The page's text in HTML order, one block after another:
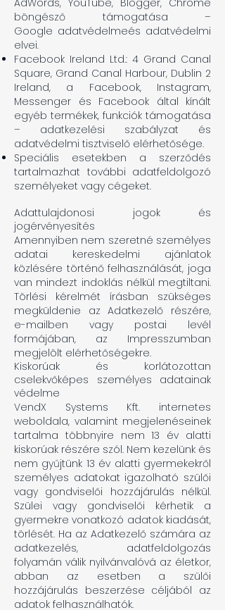
böngésző támogatása –
Google adatvédelmeés adatvédelmi
elvei.
Facebook Ireland Ltd.: 4 Grand Canal
Square, Grand Canal Harbour, Dublin 2
Ireland, a Facebook, Instagram,
Messenger és Facebook által kínált
egyéb termékek, funkciók támogatása
– adatkezelési szabályzat és
adatvédelmi tisztviselő elérhetősége.
Speciális esetekben a szerződés
tartalmazhat további adatfeldolgozó
személyeket vagy cégeket.
Adattulajdonosi jogok és
jogérvényesítés
Amennyiben nem szeretné személyes
adatai kereskedelmi ajánlatok
közlésére történő felhasználását, joga
van mindezt indoklás nélkül megtiltani.
Törlési kérelmét írásban szükséges
megküldenie az Adatkezelő részére,
e-mailben vagy postai levél
formájában, az Impresszumban
megjelölt elérhetőségekre.
Kiskorúak és korlátozottan
cselekvőképes személyes adatainak
védelme
VendX Systems Kft. internetes
weboldala, valamint megjelenéseinek
tartalma többnyire nem 13 év alatti
kiskorúak részére szól. Nem kezelünk és
nem gyűjtünk 13 év alatti gyermekekről
személyes adatokat igazolható szülői
vagy gondviselői hozzájárulás nélkül.
Szülei vagy gondviselői kérhetik a
gyermekre vonatkozó adatok kiadását,
törlését. Ha az Adatkezelő számára az
adatkezelés, adatfeldolgozás
folyamán válik nyilvánvalóvá az életkor,
abban az esetben a szülői
hozzájárulás beszerzése céljából az
adatok felhasználhatók.